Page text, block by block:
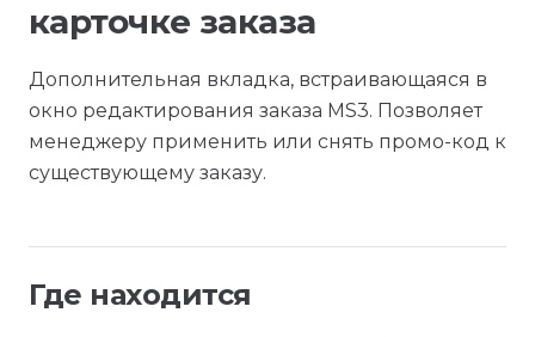
карточке заказа
Дополнительная вкладка, встраивающаяся в
окно редактирования заказа MS3. Позволяет
менеджеру применить или снять промо-код к
существующему заказу.
Где находится